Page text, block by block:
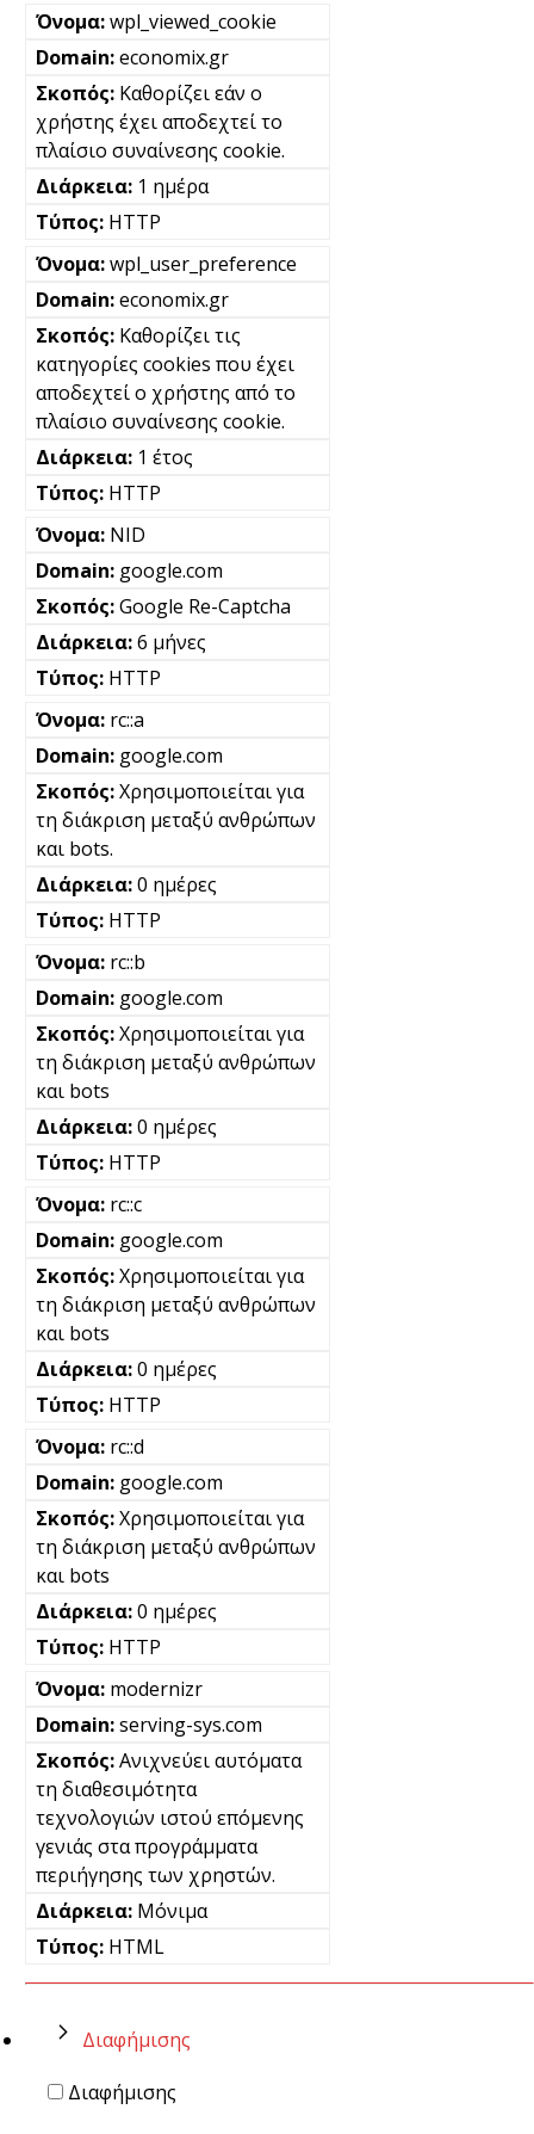
wpl_viewed_cookie
economix.gr
Καθορίζει εάν ο
χρήστης έχει αποδεχτεί το
πλαίσιο συναίνεσης cookie.
1 ημέρα
HTTP
wpl_user_preference
economix.gr
Καθορίζει τις
κατηγορίες cookies που έχει
αποδεχτεί ο χρήστης από το
πλαίσιο συναίνεσης cookie.
1 έτος
HTTP
NID
google.com
Google Re-Captcha
6 μήνες
HTTP
rc::a
google.com
Χρησιμοποιείται για
τη διάκριση μεταξύ ανθρώπων
και bots.
0 ημέρες
HTTP
rc::b
google.com
Χρησιμοποιείται για
τη διάκριση μεταξύ ανθρώπων
και bots
0 ημέρες
HTTP
rc::c
google.com
Χρησιμοποιείται για
τη διάκριση μεταξύ ανθρώπων
και bots
0 ημέρες
HTTP
rc::d
google.com
Χρησιμοποιείται για
τη διάκριση μεταξύ ανθρώπων
και bots
0 ημέρες
HTTP
modernizr
serving-sys.com
Ανιχνεύει αυτόματα
τη διαθεσιμότητα
τεχνολογιών ιστού επόμενης
γενιάς στα προγράμματα
περιήγησης των χρηστών.
Μόνιμα
HTML
Διαφήμισης
Διαφήμισης